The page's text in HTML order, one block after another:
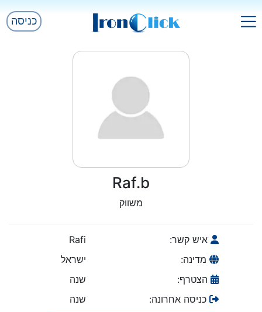
כניסה
Raf.b
משווק
איש קשר:
Rafi
מדינה:
ישראל
הצטרף:
שנה
כניסה אחרונה:
שנה